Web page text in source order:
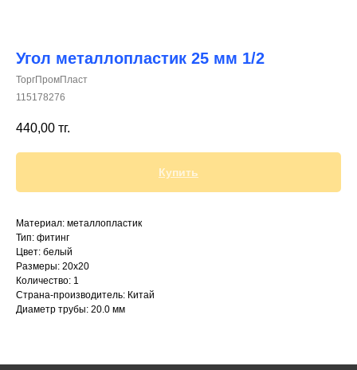
Угол металлопластик 25 мм 1/2
ТоргПромПласт
115178276
440,00 тг.
Купить
Материал: металлопластик
Тип: фитинг
Цвет: белый
Размеры: 20х20
Количество: 1
Страна-производитель: Китай
Диаметр трубы: 20.0 мм